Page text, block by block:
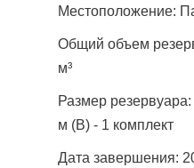
Местоположение:
Общий объем
м³
Размер
м (В) - 1 комплект
Дата завершения: